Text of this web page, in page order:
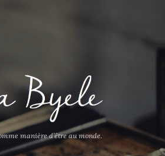
manière d’être au monde.